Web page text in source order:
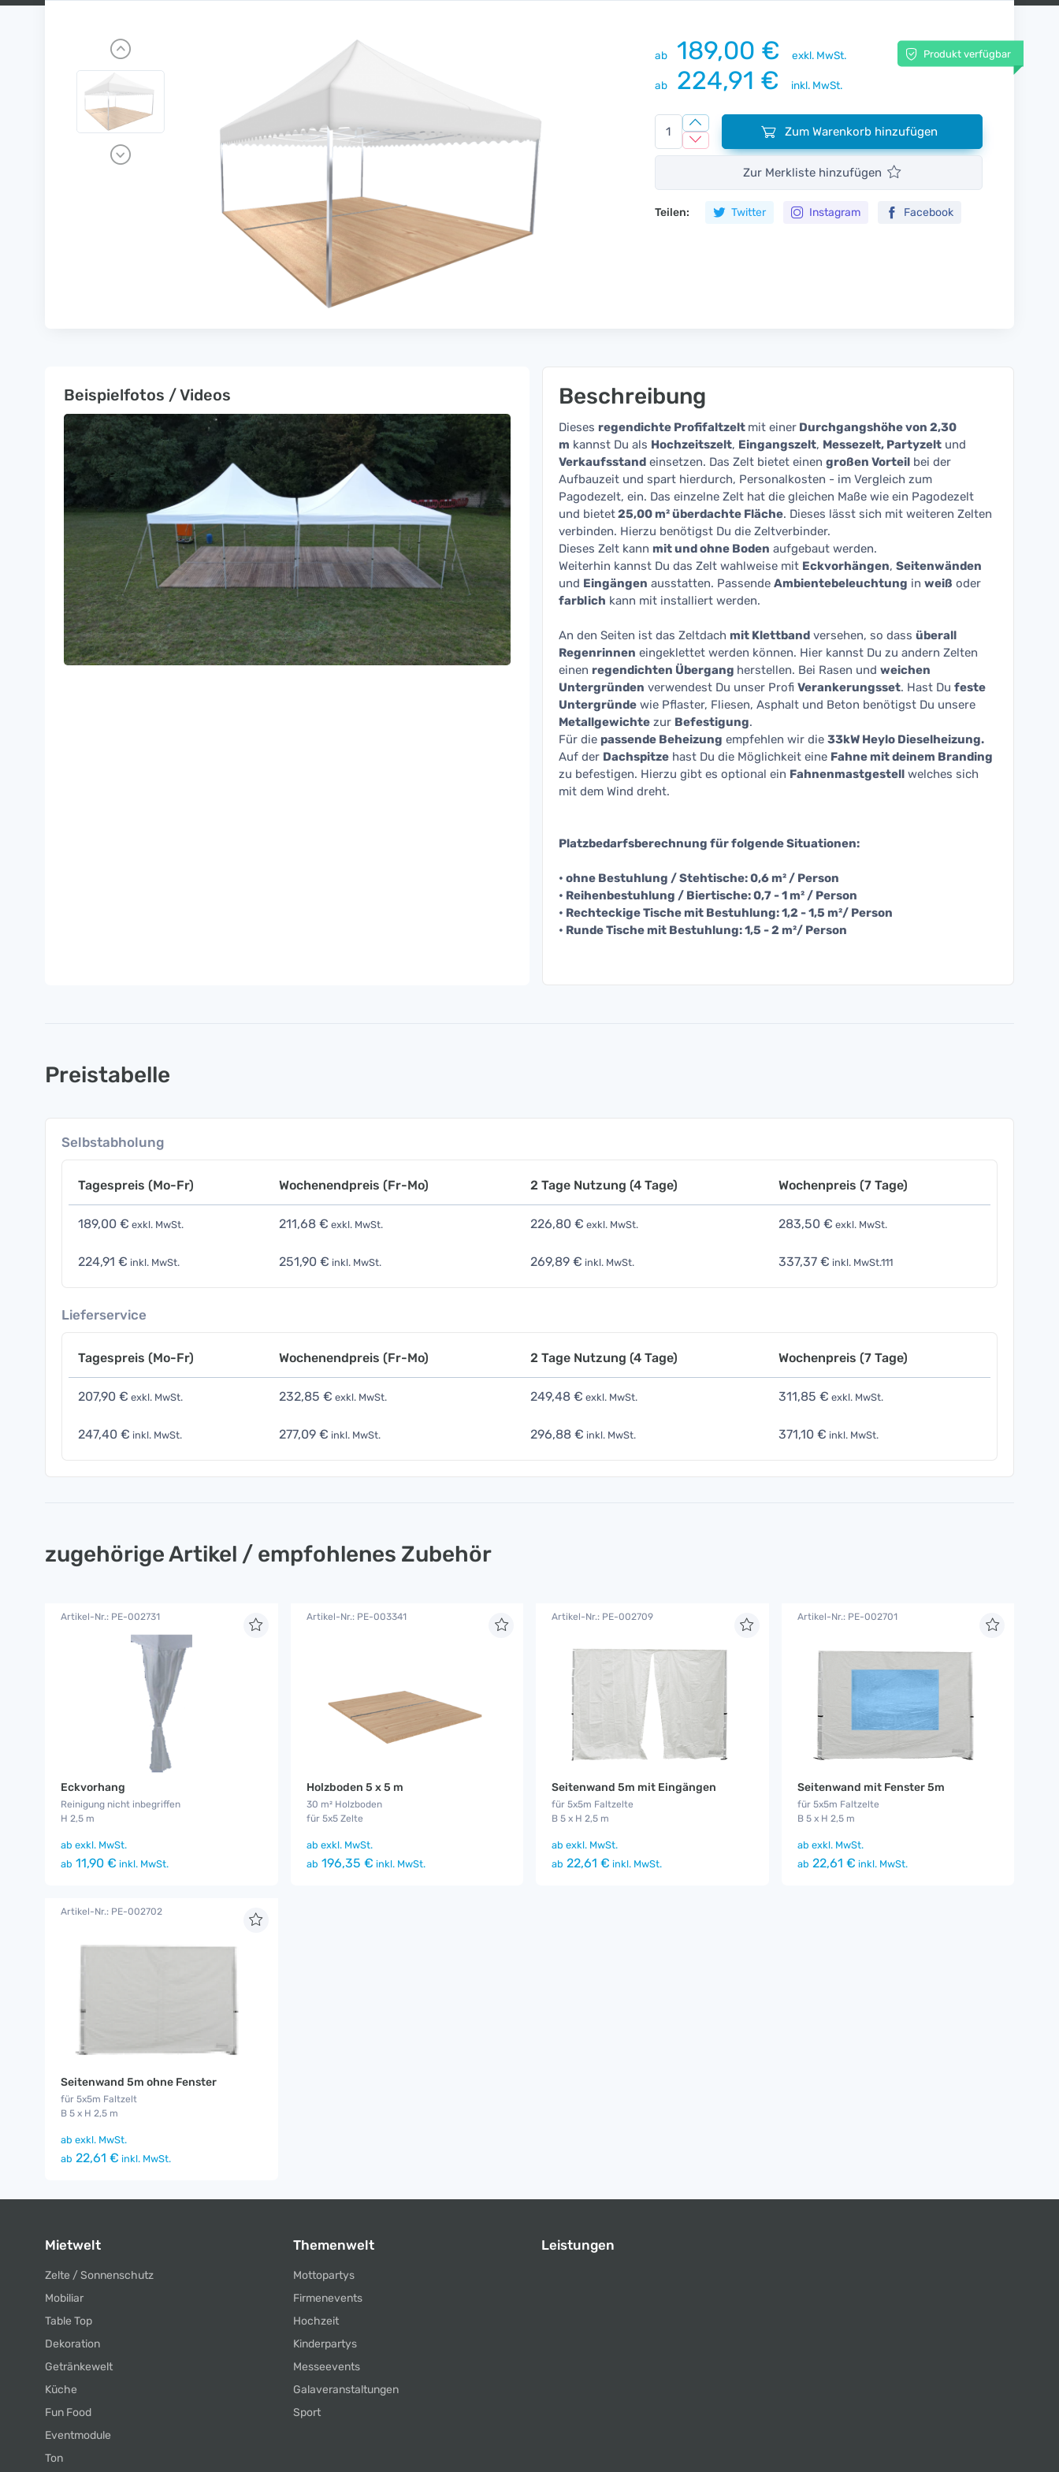
Previous
Next
ab 189,00 € exkl. MwSt.
ab 224,91 € inkl. MwSt.
Produkt verfügbar
Zum Warenkorb hinzufügen
Zur Merkliste hinzufügen
Teilen: Twitter Instagram Facebook
Beispielfotos / Videos Beschreibung
Dieses regendichte Profifaltzelt mit einer Durchgangshöhe von 2,30
m kannst Du als Hochzeitszelt, Eingangszelt, Messezelt, Partyzelt und
Verkaufsstand einsetzen. Das Zelt bietet einen großen Vorteil bei der
Aufbauzeit und spart hierdurch, Personalkosten - im Vergleich zum
Pagodezelt, ein. Das einzelne Zelt hat die gleichen Maße wie ein Pagodezelt
und bietet25,00 m² überdachte Fläche. Dieses lässt sich mit weiteren Zelten
verbinden. Hierzu benötigst Du die Zeltverbinder.
Dieses Zelt kann mit und ohne Boden aufgebaut werden.
Weiterhin kannst Du das Zelt wahlweise mit Eckvorhängen, Seitenwänden
und Eingängen ausstatten. Passende Ambientebeleuchtung in weiß oder
farblich kann mit installiert werden.
An den Seiten ist das Zeltdach mit Klettband versehen, so dass überall
Regenrinnen eingeklettet werden können. Hier kannst Du zu andern Zelten
einen regendichten Übergang herstellen. Bei Rasen und weichen
Untergründen verwendest Du unser Profi Verankerungsset. Hast Du feste
Untergründe wie Pflaster, Fliesen, Asphalt und Beton benötigst Du unsere
Metallgewichte zur Befestigung.
Für die passende Beheizung empfehlen wir die 33kW Heylo Dieselheizung.
Auf der Dachspitze hast Du die Möglichkeit eine Fahne mit deinem Branding
zu befestigen. Hierzu gibt es optional ein Fahnenmastgestell welches sich
mit dem Wind dreht.
Platzbedarfsberechnung für folgende Situationen:
• ohne Bestuhlung / Stehtische: 0,6 m² / Person
• Reihenbestuhlung / Biertische: 0,7 - 1 m² / Person
• Rechteckige Tische mit Bestuhlung: 1,2 - 1,5 m²/ Person
• Runde Tische mit Bestuhlung: 1,5 - 2 m²/ Person
Preistabelle
Selbstabholung
Tagespreis (Mo-Fr) Wochenendpreis (Fr-Mo) 2 Tage Nutzung (4 Tage) Wochenpreis (7 Tage)
189,00 € exkl. MwSt. 211,68 € exkl. MwSt. 226,80 € exkl. MwSt. 283,50 € exkl. MwSt.
224,91 € inkl. MwSt. 251,90 € inkl. MwSt. 269,89 € inkl. MwSt. 337,37 € inkl. MwSt.111
Lieferservice
Tagespreis (Mo-Fr) Wochenendpreis (Fr-Mo) 2 Tage Nutzung (4 Tage) Wochenpreis (7 Tage)
207,90 € exkl. MwSt. 232,85 € exkl. MwSt. 249,48 € exkl. MwSt. 311,85 € exkl. MwSt.
247,40 € inkl. MwSt. 277,09 € inkl. MwSt. 296,88 € inkl. MwSt. 371,10 € inkl. MwSt.
zugehörige Artikel / empfohlenes Zubehör
Artikel-Nr.: PE-002731
Eckvorhang
Reinigung nicht inbegriffen
H 2,5 m
ab exkl. MwSt.
ab 11,90 € inkl. MwSt.
Artikel-Nr.: PE-003341
Holzboden 5 x 5 m
30 m² Holzboden
für 5x5 Zelte
ab exkl. MwSt.
ab 196,35 € inkl. MwSt.
Artikel-Nr.: PE-002709
Seitenwand 5m mit Eingängen
für 5x5m Faltzelte
B 5 x H 2,5 m
ab exkl. MwSt.
ab 22,61 € inkl. MwSt.
Artikel-Nr.: PE-002701
Seitenwand mit Fenster 5m
für 5x5m Faltzelte
B 5 x H 2,5 m
ab exkl. MwSt.
ab 22,61 € inkl. MwSt.
Artikel-Nr.: PE-002702
Seitenwand 5m ohne Fenster
für 5x5m Faltzelt
B 5 x H 2,5 m
ab exkl. MwSt.
ab 22,61 € inkl. MwSt.
Mietwelt
Zelte / Sonnenschutz
Mobiliar
Table Top
Dekoration
Getränkewelt
Küche
Fun Food
Eventmodule
Ton
Themenwelt
Mottopartys
Firmenevents
Hochzeit
Kinderpartys
Messeevents
Galaveranstaltungen
Sport
Leistungen